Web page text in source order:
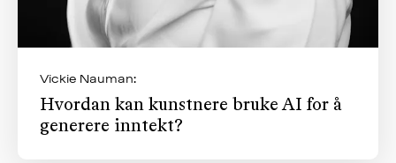
Vickie Nauman:
Hvordan kan kunstnere bruke AI for å
generere inntekt?